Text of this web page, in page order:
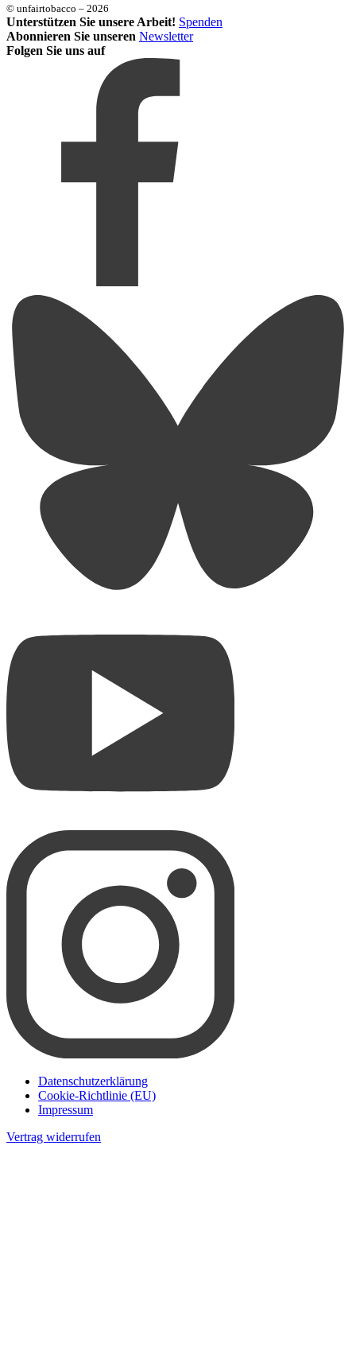
© unfairtobacco – 2026
Unterstützen Sie unsere Arbeit! Spenden
Abonnieren Sie unseren Newsletter
Folgen Sie uns auf
Datenschutzerklärung
Cookie-Richtlinie (EU)
Impressum
Vertrag widerrufen